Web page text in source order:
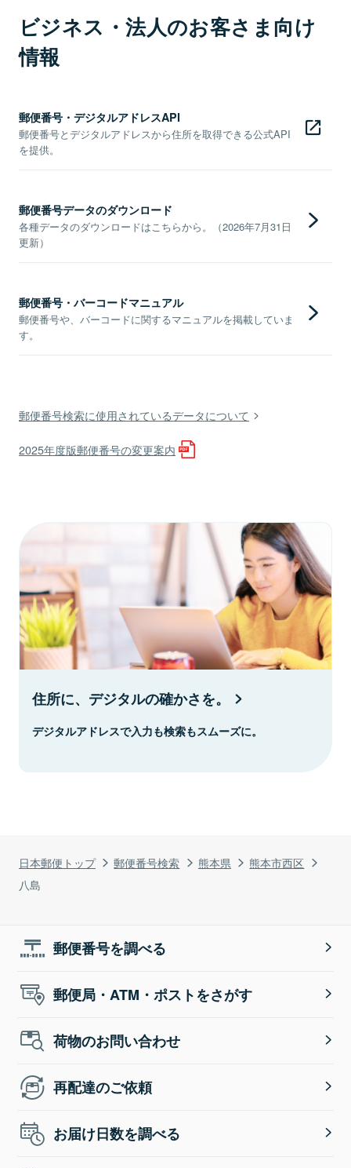
日本郵便トップ 郵便番号検索 熊本県
熊本市西区
八島
ビジネス・法人のお客さま向け
情報
郵便番号・デジタルアドレスAPI
郵便番号とデジタルアドレスから住所を取得できる公式API
を提供。
郵便番号データのダウンロード
各種データのダウンロードはこちらから。（2026年7月31日
更新）
郵便番号・バーコードマニュアル
郵便番号や、バーコードに関するマニュアルを掲載していま
す。
郵便番号検索に使用されているデータについて
2025年度版郵便番号の変更案内
住所に、デジタルの確かさを。
デジタルアドレスで入力も検索もスムーズに。
郵便番号を調べる
郵便局・ATM・ポストをさがす
荷物のお問い合わせ
再配達のご依頼
お届け日数を調べる